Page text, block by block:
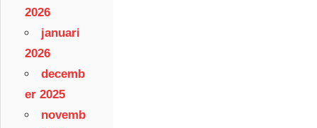
2026
januari
2026
decemb
er 2025
novemb